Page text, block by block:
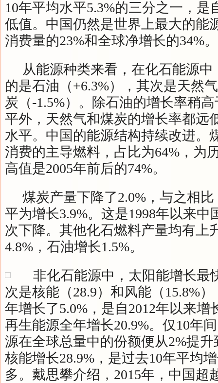
10年平均水平5.3%的三分之一，是
低值。中国仍然是世界上最大的能
消费量的23%和全球净增长的34%。
从能源种类来看，在化石能源
的是石油（+6.3%），其次是天然
炭（-1.5%）。除石油的增长率稍
平外，天然气和煤炭的增长率都远
水平。中国的能源结构持续改进。
消费的主导燃料，占比为64%，为
高值是2005年前后的74%。
煤炭产量下降了2.0%，与之相
平为增长3.9%。这是1998年以来中
次下降。其他化石燃料产量均有上
4.8%，石油增长1.5%。
非化石能源中，太阳能增长最
次是核能（28.9）和风能（15.8%
年增长了5.0%，是自2012年以来增
再生能源全年增长20.9%。仅10年
源在全球总量中的份额便从2%提升
核能增长28.9%，是过去10年平均
多。戴思攀介绍，2015年，中国超